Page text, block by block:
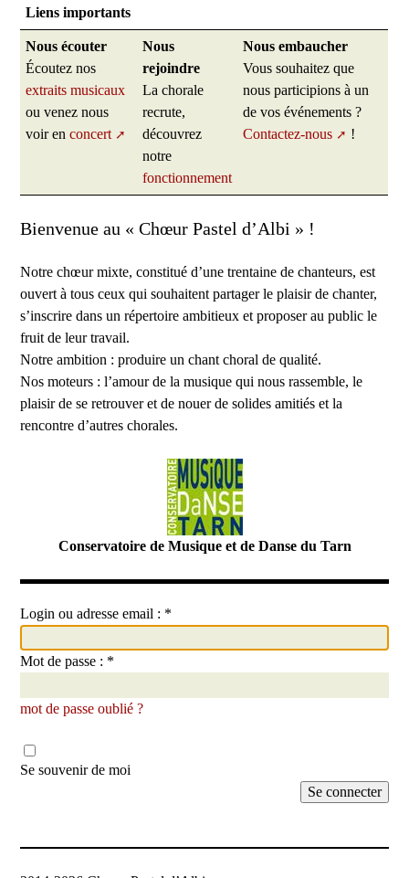
Liens importants
Une du site
Nous écouter
Écoutez nos
extraits musicaux
ou venez nous
voir enconcert
Nous
rejoindre
La chorale
recrute,
découvrez
notre
fonctionnement
Nous embaucher
Vous souhaitez que
nous participions à un
de vos événements ?
Contactez-nous
!
Bienvenue au « Chœur Pastel d’Albi » !
Notre chœur mixte, constitué d’une trentaine de chanteurs, est
ouvert à tous ceux qui souhaitent partager le plaisir de chanter,
s’inscrire dans un répertoire ambitieux et proposer au public le
fruit de leur travail.
Notre ambition : produire un chant choral de qualité.
Nos moteurs : l’amour de la musique qui nous rassemble, le
plaisir de se retrouver et de nouer de solides amitiés et la
rencontre d’autres chorales.
Conservatoire de Musique et de Danse du Tarn
Login ou adresse email : *
Mot de passe : *
mot de passe oublié ?
Se souvenir de moi